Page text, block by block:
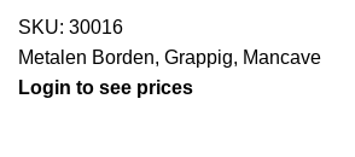
SKU: 30016
Metalen Borden, Grappig, Mancave
Login to see prices